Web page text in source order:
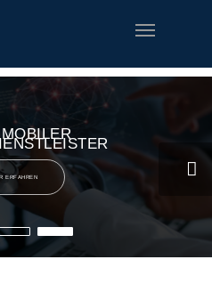
coupon 10
rush music
ERFAHREN